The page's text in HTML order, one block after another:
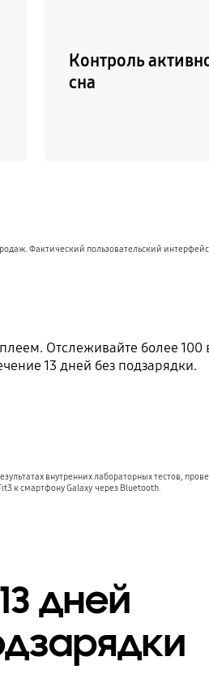
Контроль
сна
Фактический пользовательский интерфейс
Отслеживайте более
13 дней без подзарядки.
внутренних лабораторных тестов,
к смартфону Galaxy через Bluetooth.
дней